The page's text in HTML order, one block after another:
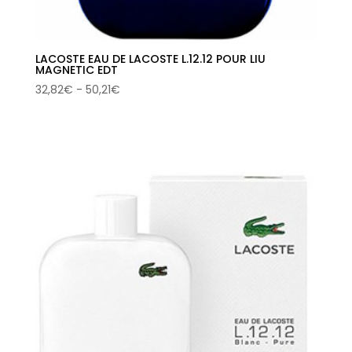
LACOSTE EAU DE LACOSTE L.12.12 POUR LIU
MAGNETIC EDT
32,82€ - 50,21€Rango
50,21€